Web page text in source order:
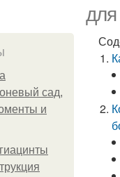
сад,
и